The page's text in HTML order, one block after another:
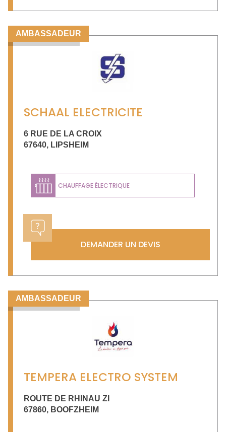
AMBASSADEUR
SCHAAL ELECTRICITE
6 RUE DE LA CROIX
67640, LIPSHEIM
CHAUFFAGE ÉLECTRIQUE
DEMANDER UN DEVIS
AMBASSADEUR
TEMPERA ELECTRO SYSTEM
ROUTE DE RHINAU ZI
67860, BOOFZHEIM